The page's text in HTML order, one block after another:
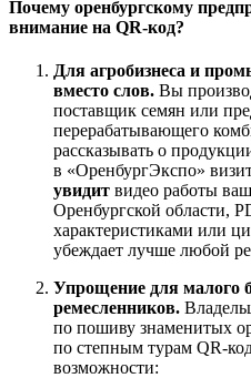
Почему оренбургскому
внимание на QR-код?
Для агробизнеса и
вместо слов. Вы
поставщик семян или
перерабатывающего
рассказывать о
в «ОренбургЭкспо»
увидит видео работы
Оренбургской области,
характеристиками или
убеждает лучше любой
Упрощение для малого
ремесленников.
по пошиву знаменитых
по степным турам QR-
возможности: